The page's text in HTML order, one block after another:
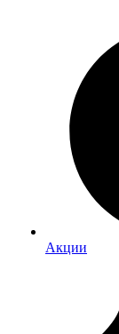
Акции